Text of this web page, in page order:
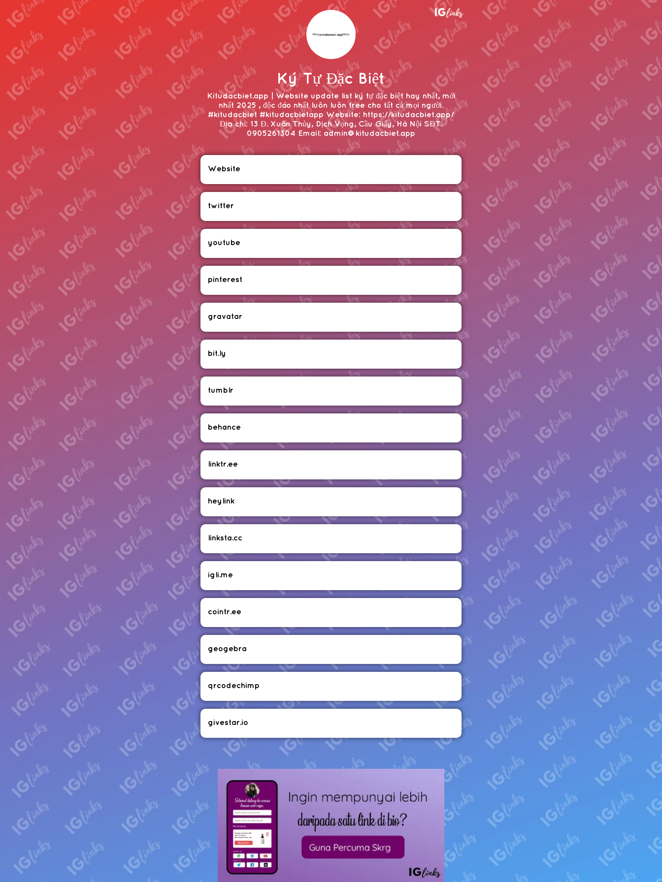
Ký Tự Đặc Biệt
Kitudacbiet.app | Website update list ký tự đặc biệt hay nhất, mới
nhất 2025 , độc đáo nhất luôn luôn free cho tất cả mọi người.
#kitudacbiet #kitudacbietapp Website: https://kitudacbiet.app/
Địa chỉ: 13 Đ. Xuân Thủy, Dịch Vọng, Cầu Giấy, Hà Nội SĐT:
0905261304 Email: admin@kitudacbiet.app
Website
twitter
youtube
pinterest
gravatar
bit.ly
tumblr
behance
linktr.ee
heylink
linksta.cc
igli.me
cointr.ee
geogebra
qrcodechimp
givestar.io